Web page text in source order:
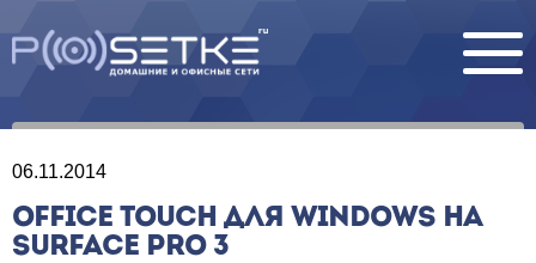
06.11.2014
OFFICE TOUCH ДЛЯ WINDOWS НА
SURFACE PRO 3